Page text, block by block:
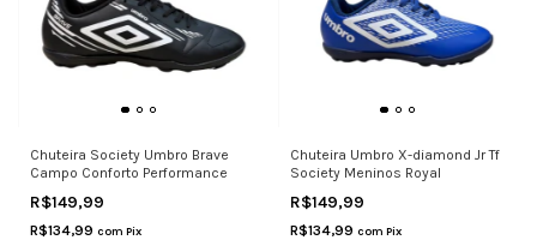
Chuteira Society Umbro Brave
Campo Conforto Performance
R$149,99
R$134,99 com Pix
Chuteira Umbro X-diamond Jr Tf
Society Meninos Royal
R$149,99
R$134,99 com Pix